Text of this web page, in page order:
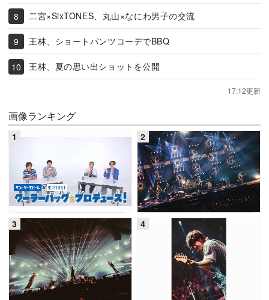
二宮×SixTONES、丸山×なにわ男子の交流
王林、ショートパンツコーデでBBQ
王林、夏の思い出ショットを公開
17:12更新
画像ランキング